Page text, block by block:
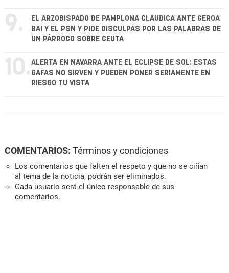
9.
EL ARZOBISPADO DE PAMPLONA CLAUDICA ANTE GEROA
BAI Y EL PSN Y PIDE DISCULPAS POR LAS PALABRAS DE
UN PÁRROCO SOBRE CEUTA
10.ALERTA EN NAVARRA ANTE EL ECLIPSE DE SOL: ESTAS
GAFAS NO SIRVEN Y PUEDEN PONER SERIAMENTE EN
RIESGO TU VISTA
COMENTARIOS: Términos y condiciones
Los comentarios que falten el respeto y que no se ciñan
al tema de la noticia, podrán ser eliminados.
Cada usuario será el único responsable de sus
comentarios.